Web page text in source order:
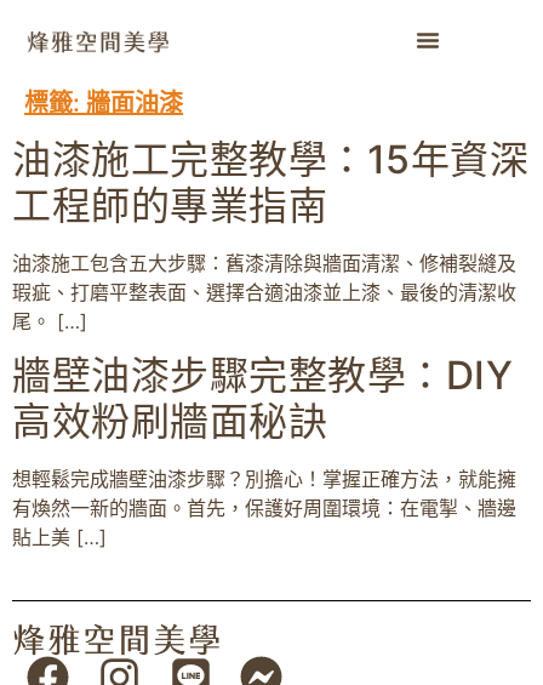
標籤: 牆面油漆
油漆施工完整教學：15年資深
工程師的專業指南
油漆施工包含五大步驟：舊漆清除與牆面清潔、修補裂縫及
瑕疵、打磨平整表面、選擇合適油漆並上漆、最後的清潔收
尾。 […]
牆壁油漆步驟完整教學：DIY
高效粉刷牆面秘訣
想輕鬆完成牆壁油漆步驟？別擔心！掌握正確方法，就能擁
有煥然一新的牆面。首先，保護好周圍環境：在電掣、牆邊
貼上美 […]